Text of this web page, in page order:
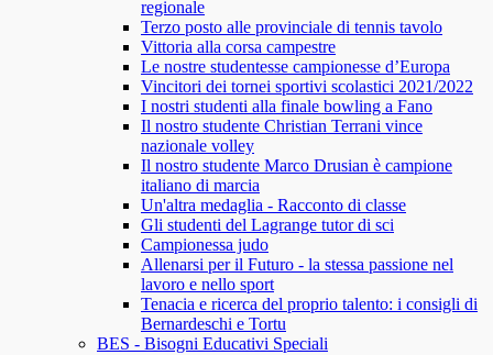
regionale
Terzo posto alle provinciale di tennis tavolo
Vittoria alla corsa campestre
Le nostre studentesse campionesse d’Europa
Vincitori dei tornei sportivi scolastici 2021/2022
I nostri studenti alla finale bowling a Fano
Il nostro studente Christian Terrani vince
nazionale volley
Il nostro studente Marco Drusian è campione
italiano di marcia
Un'altra medaglia - Racconto di classe
Gli studenti del Lagrange tutor di sci
Campionessa judo
Allenarsi per il Futuro - la stessa passione nel
lavoro e nello sport
Tenacia e ricerca del proprio talento: i consigli di
Bernardeschi e Tortu
BES - Bisogni Educativi Speciali